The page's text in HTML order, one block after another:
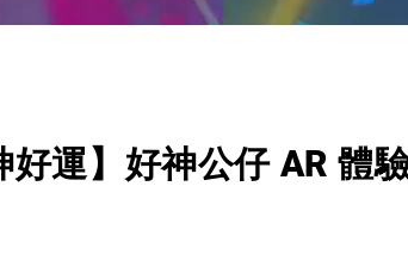
好運】好神公仔 AR 體